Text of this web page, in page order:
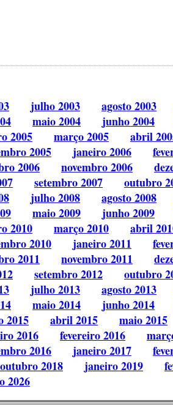
julho 2003 agosto 2003
maio 2004 junho 2004
2005 março 2005 abril
2005 janeiro 2006
2006 novembro 2006
setembro 2007 outubro
julho 2008 agosto 2008
maio 2009 junho 2009
2010 março 2010 abril
2010 janeiro 2011
2011 novembro 2011
setembro 2012 outubro
julho 2013 agosto 2013
maio 2014 junho 2014
2015 abril 2015 maio 2015
2016 fevereiro 2016
2016 janeiro 2017
outubro 2018 janeiro 2019
2026